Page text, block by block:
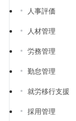
人事評価
人材管理
労務管理
勤怠管理
就労移行支援
採用管理